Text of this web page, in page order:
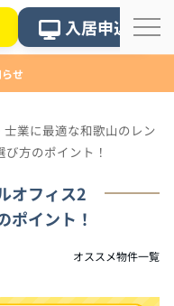
入居申込
せ
士業に最適な和歌山のレン
方のポイント！
オフィス2
ポイント！
オススメ物件一覧